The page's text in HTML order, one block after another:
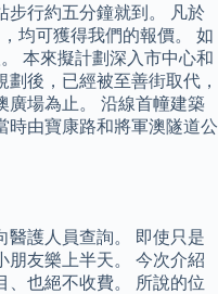
步行約五分鐘就到。 凡於
均可獲得我們的報價。 如
本來擬計劃深入市中心和
後，已經被至善街取代，
廣場為止。 沿線首幢建築
時由寶康路和將軍澳隧道公
醫護人員查詢。 即使只是
朋友樂上半天。 今次介紹
、也絕不收費。 所說的位